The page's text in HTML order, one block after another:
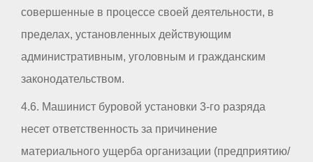
совершенные в процессе своей деятельности, в
пределах, установленных действующим
административным, уголовным и гражданским
законодательством.
4.6. Машинист буровой установки 3-го разряда
несет ответственность за причинение
материального ущерба организации (предприятию/